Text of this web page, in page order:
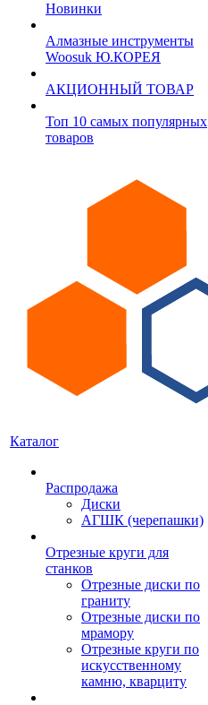
Новинки
Алмазные инструменты
Woosuk Ю.КОРЕЯ
АКЦИОННЫЙ ТОВАР
Топ 10 самых популярных
товаров
Каталог
Распродажа
Диски
АГШК (черепашки)
Отрезные круги для
станков
Отрезные диски по
граниту
Отрезные диски по
мрамору
Отрезные круги по
искусственному
камню, кварциту